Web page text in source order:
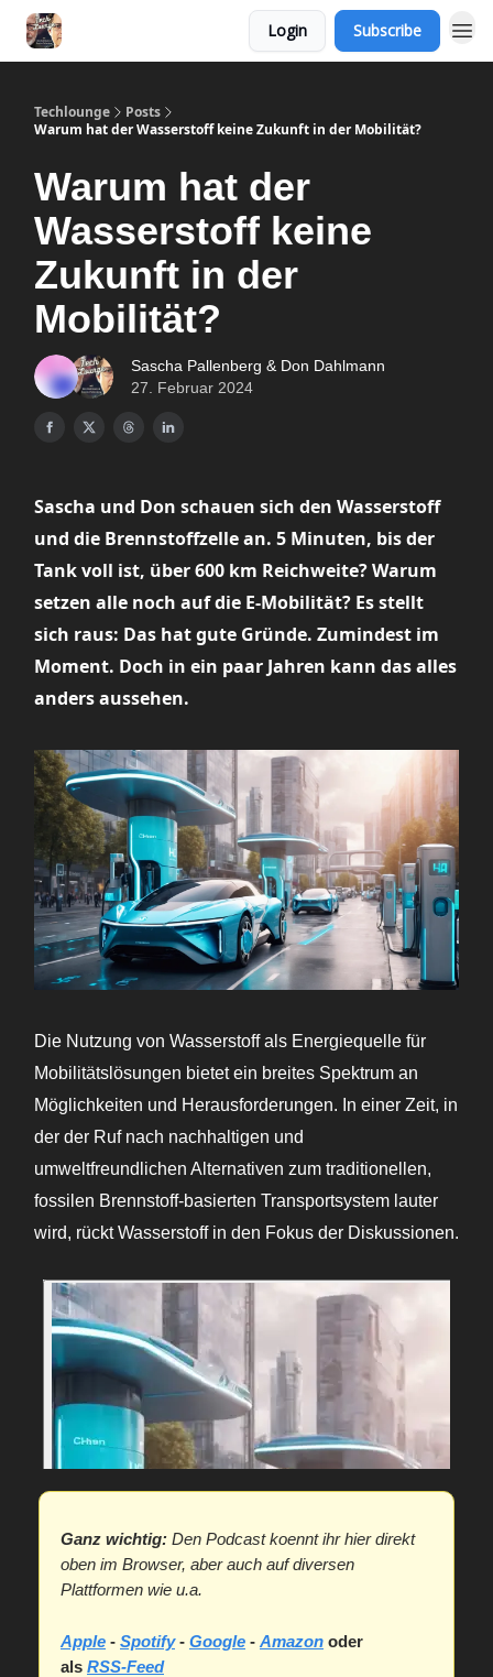
Login Subscribe
Techlounge
Posts
Warum hat der Wasserstoff keine Zukunft in der Mobilität?
Warum hat der
Wasserstoff keine
Zukunft in der
Mobilität?
Sascha Pallenberg & Don Dahlmann
27. Februar 2024
Sascha und Don schauen sich den Wasserstoff
und die Brennstoffzelle an. 5 Minuten, bis der
Tank voll ist, über 600 km Reichweite? Warum
setzen alle noch auf die E-Mobilität? Es stellt
sich raus: Das hat gute Gründe. Zumindest im
Moment. Doch in ein paar Jahren kann das alles
anders aussehen.
Die Nutzung von Wasserstoff als Energiequelle für
Mobilitätslösungen bietet ein breites Spektrum an
Möglichkeiten und Herausforderungen. In einer Zeit, in
der der Ruf nach nachhaltigen und
umweltfreundlichen Alternativen zum traditionellen,
fossilen Brennstoff-basierten Transportsystem lauter
wird, rückt Wasserstoff in den Fokus der Diskussionen.
Ganz wichtig: Den Podcast koennt ihr hier direkt
oben im Browser, aber auch auf diversen
Plattformen wie u.a.
Apple - Spotify- Google - Amazon oder
als RSS-Feed